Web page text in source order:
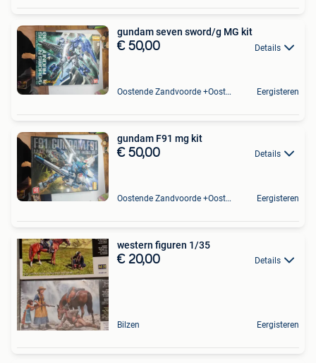
gundam seven sword/g MG kit
€ 50,00 Details
Oostende Zandvoorde +Oostende Eergisteren
gundam F91 mg kit
€ 50,00 Details
Oostende Zandvoorde +Oostende Eergisteren
western figuren 1/35
€ 20,00 Details
Bilzen Eergisteren